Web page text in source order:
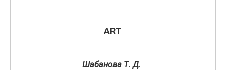
ART
Шабанова Т. Д.